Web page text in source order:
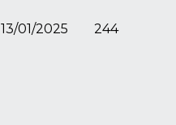
13/01/2025 244